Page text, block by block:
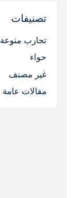
تصنيفات
تجارب منوعة
حواء
غير مصنف
مقالات عامة